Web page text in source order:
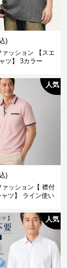
)
ァッション 【スエ
ツ】 3カラー
人気
)
ァッション【 襟付
ャツ】 ライン使い
人気